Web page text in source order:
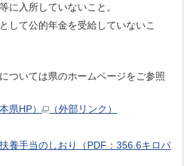
入所していないこと。
て公的年金を受給していないこ
いては県のホームページをご参照
県HP）
（外部リンク）
養手当のしおり（PDF：356.6キロバ